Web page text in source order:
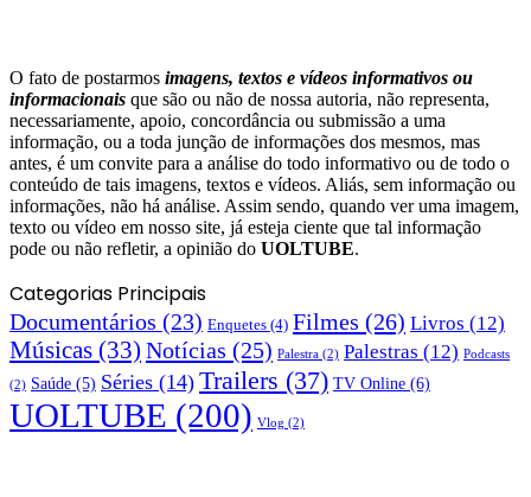
O fato de postarmos imagens, textos e vídeos informativos ou
informacionais que são ou não de nossa autoria, não representa,
necessariamente, apoio, concordância ou submissão a uma
informação, ou a toda junção de informações dos mesmos, mas
antes, é um convite para a análise do todo informativo ou de todo o
conteúdo de tais imagens, textos e vídeos. Aliás, sem informação ou
informações, não há análise. Assim sendo, quando ver uma imagem,
texto ou vídeo em nosso site, já esteja ciente que tal informação
pode ou não refletir, a opinião do UOLTUBE.
Categorias Principais
Documentários (23) Enquetes (4) Filmes (26) Livros (12)
Músicas (33) Notícias (25) Palestra (2) Palestras (12) Podcasts
(2) Saúde (5) Séries (14) Trailers (37) TV Online (6)
UOLTUBE (200) Vlog (2)